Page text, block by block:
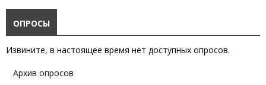
ОПРОСЫ
Извините, в настоящее время нет доступных опросов.
Архив опросов